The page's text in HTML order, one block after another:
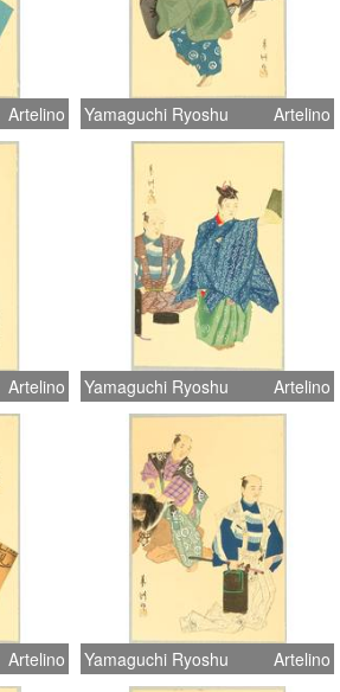
Artelino Yamaguchi Ryoshu Artelino
Artelino Yamaguchi Ryoshu Artelino
Artelino Yamaguchi Ryoshu Artelino